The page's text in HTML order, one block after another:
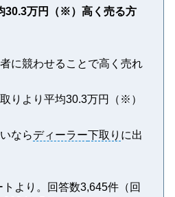
30.3万円（※）高く売る方
に競わせることで高く売れ
りより平均30.3万円（※）
ならディーラー下取り に出
より。回答数3,645件（回